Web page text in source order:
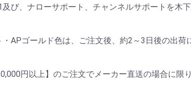
、ナローサポート、チャンネルサポートを木下
APゴールド色は、ご注文後、約2～3日後の出荷
円以上】のご注文でメーカー直送の場合に